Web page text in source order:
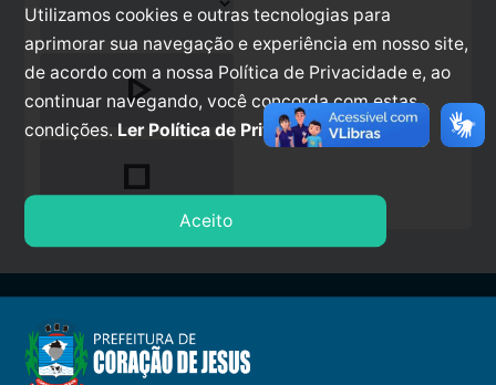
play_arrow
stop
Utilizamos cookies e outras tecnologias para
aprimorar sua navegação e experiência em nosso site,
de acordo com a nossa Política de Privacidade e, ao
continuar navegando, você concorda com estas
condições. Ler Política de Privacidade.
Aceito